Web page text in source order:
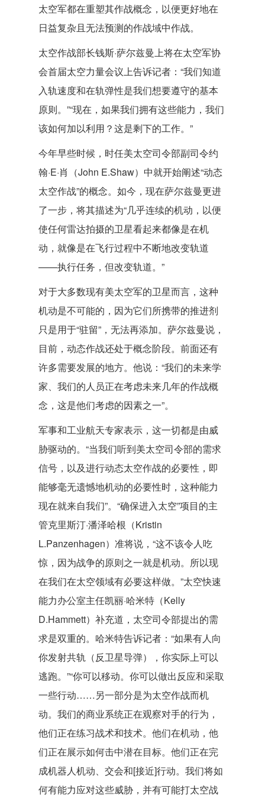
太空军都在重塑其作战概念，以便更好地在
日益复杂且无法预测的作战域中作战。
太空作战部长钱斯·萨尔兹曼上将在太空军协
会首届太空力量会议上告诉记者：“我们知道
入轨速度和在轨弹性是我们想要遵守的基本
原则。”“现在，如果我们拥有这些能力，我们
该如何加以利用？这是剩下的工作。”
今年早些时候，时任美太空司令部副司令约
翰·E·肖（John E.Shaw）中就开始阐述“动态
太空作战”的概念。如今，现在萨尔兹曼更进
了一步，将其描述为“几乎连续的机动，以便
使任何雷达拍摄的卫星看起来都像是在机
动，就像是在飞行过程中不断地改变轨道
——执行任务，但改变轨道。”
对于大多数现有美太空军的卫星而言，这种
机动是不可能的，因为它们所携带的推进剂
只是用于“驻留”，无法再添加。萨尔兹曼说，
目前，动态作战还处于概念阶段。前面还有
许多需要发展的地方。他说：“我们的未来学
家、我们的人员正在考虑未来几年的作战概
念，这是他们考虑的因素之一”。
军事和工业航天专家表示，这一切都是由威
胁驱动的。“当我们听到美太空司令部的需求
信号，以及进行动态太空作战的必要性，即
能够毫无遗憾地机动的必要性时，这种能力
现在就来自我们”。“确保进入太空”项目的主
管克里斯汀·潘泽哈根（Kristin
L.Panzenhagen）准将说，“这不该令人吃
惊，因为战争的原则之一就是机动。所以现
在我们在太空领域有必要这样做。”太空快速
能力办公室主任凯丽·哈米特（Kelly
D.Hammett）补充道，太空司令部提出的需
求是双重的。哈米特告诉记者：“如果有人向
你发射共轨（反卫星导弹），你实际上可以
逃跑。”“你可以移动。你可以做出反应和采取
一些行动……另一部分是为太空作战而机
动。我们的商业系统正在观察对手的行为，
他们正在练习战术和技术。他们在机动，他
们正在展示如何击中潜在目标。他们正在完
成机器人机动、交会和[接近]行动。我们将如
何有能力应对这些威胁，并有可能打太空战